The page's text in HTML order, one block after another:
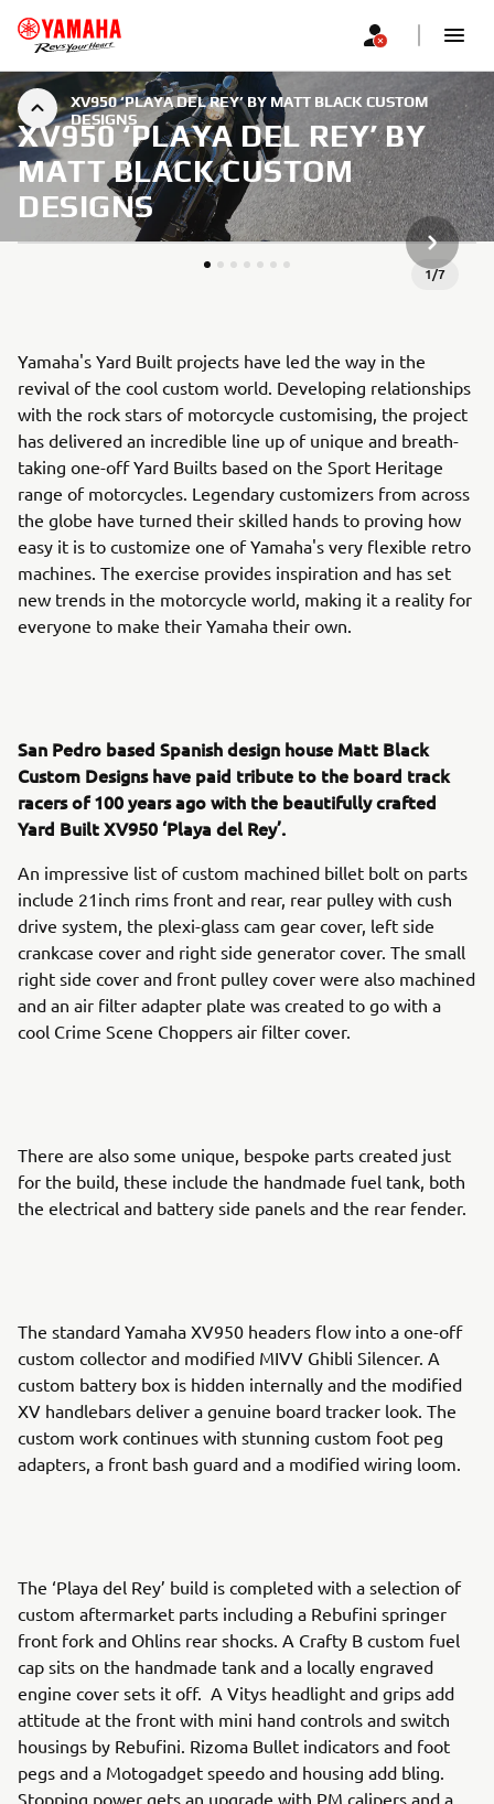
XV950 ‘PLAYA DEL REY’ BY MATT BLACK CUSTOM
DESIGNS
XV950 ‘PLAYA DEL REY’ BY
MATT BLACK CUSTOM
DESIGNS
1/7
NEXT
Yamaha's Yard Built projects have led the way in the
revival of the cool custom world. Developing relationships
with the rock stars of motorcycle customising, the project
has delivered an incredible line up of unique and breath-
taking one-off Yard Builts based on the Sport Heritage
range of motorcycles. Legendary customizers from across
the globe have turned their skilled hands to proving how
easy it is to customize one of Yamaha's very flexible retro
machines. The exercise provides inspiration and has set
new trends in the motorcycle world, making it a reality for
everyone to make their Yamaha their own.
San Pedro based Spanish design house Matt Black
Custom Designs have paid tribute to the board track
racers of 100 years ago with the beautifully crafted
Yard Built XV950 ‘Playa del Rey’.
An impressive list of custom machined billet bolt on parts
include 21inch rims front and rear, rear pulley with cush
drive system, the plexi-glass cam gear cover, left side
crankcase cover and right side generator cover. The small
right side cover and front pulley cover were also machined
and an air filter adapter plate was created to go with a
cool Crime Scene Choppers air filter cover.
There are also some unique, bespoke parts created just
for the build, these include the handmade fuel tank, both
the electrical and battery side panels and the rear fender.
The standard Yamaha XV950 headers flow into a one-off
custom collector and modified MIVV Ghibli Silencer. A
custom battery box is hidden internally and the modified
XV handlebars deliver a genuine board tracker look. The
custom work continues with stunning custom foot peg
adapters, a front bash guard and a modified wiring loom.
The ‘Playa del Rey’ build is completed with a selection of
custom aftermarket parts including a Rebufini springer
front fork and Ohlins rear shocks. A Crafty B custom fuel
cap sits on the handmade tank and a locally engraved
engine cover sets it off. A Vitys headlight and grips add
attitude at the front with mini hand controls and switch
housings by Rebufini. Rizoma Bullet indicators and foot
pegs and a Motogadget speedo and housing add bling.
Stopping power gets an upgrade with PM calipers and a